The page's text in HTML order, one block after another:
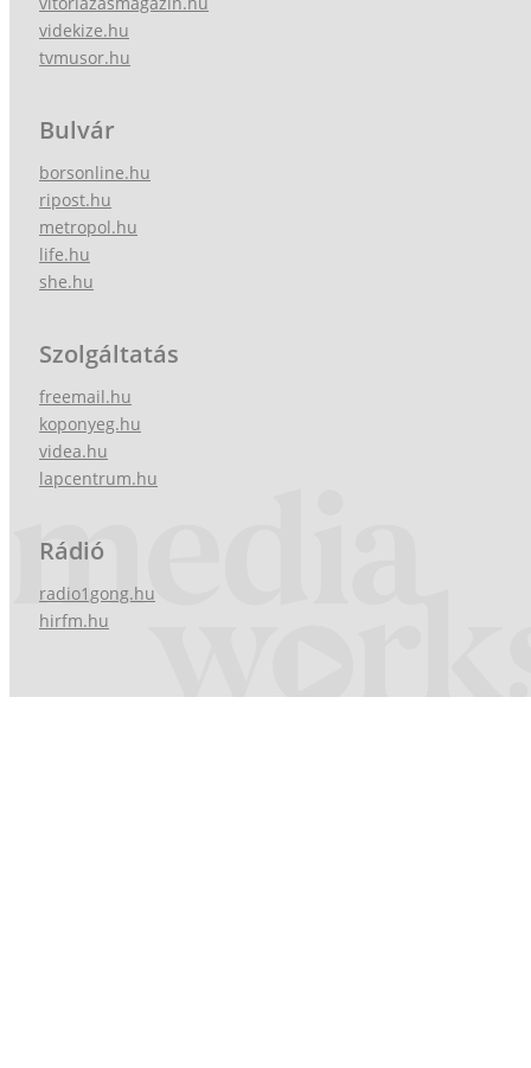
videkize.hu
tvmusor.hu
Bulvár
borsonline.hu
ripost.hu
metropol.hu
life.hu
she.hu
Szolgáltatás
freemail.hu
koponyeg.hu
videa.hu
lapcentrum.hu
Rádió
radio1gong.hu
hirfm.hu